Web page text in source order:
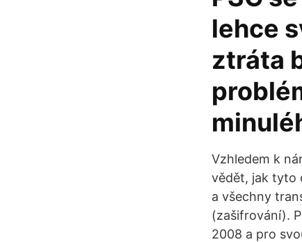
lehce
ztráta
Vzhledem k
vědět, jak tyto
a všechny
(zašifrování).
2008 a pro